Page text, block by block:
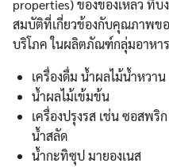
properties) ของของเหลว ที่
สมบัติที่เกี่ยวข้องกับคุณภาพข
บริโภค ในผลิตภัณฑ์กลุ่มอาหาร
เครื่องดื่ม น้ำผลไม้น้ำหวาน
น้ำผลไม้เข้มข้น
เครื่องปรุงรส เช่น ซอสพ
น้ำสลัด
น้ำกะทิซุป มายองเนส